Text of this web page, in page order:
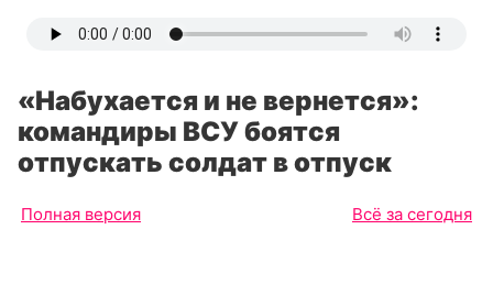
«Набухается и не вернется»:
командиры ВСУ боятся
отпускать солдат в отпуск
Полная версия Всё за сегодня